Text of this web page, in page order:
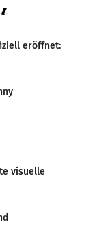
eröffnet:
visuelle